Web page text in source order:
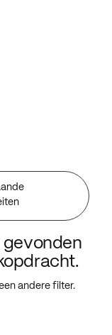
gevonden
andere filter.